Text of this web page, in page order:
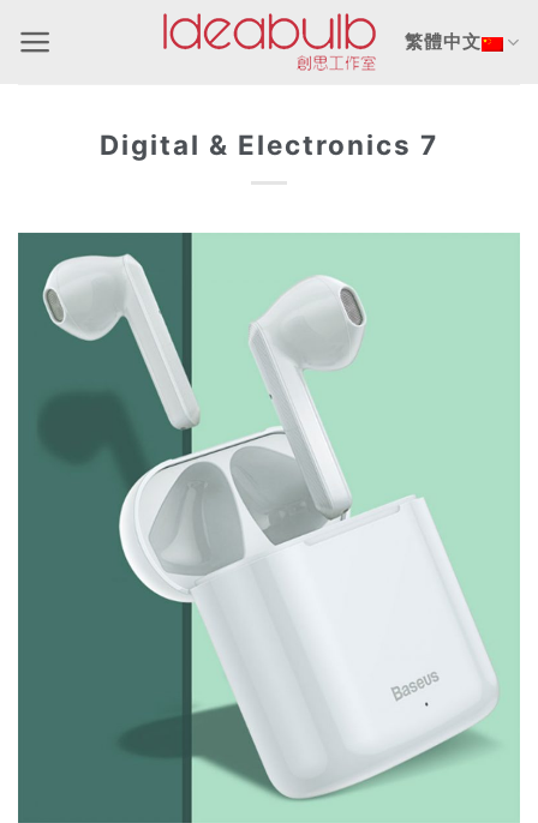
to
繁體中文
Digital & Electronics 7